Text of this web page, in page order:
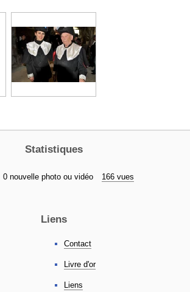
Statistiques
0 nouvelle photo ou vidéo 166 vues
Liens
Contact
Livre d'or
Liens